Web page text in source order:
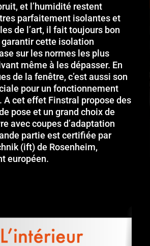
et l’humidité restent
parfaitement isolantes et
de l’art, il fait toujours bon
garantir cette isolation
sur les normes les plus
même à les dépasser. En
de la fenêtre, c’est aussi son
pour un fonctionnement
cet effet Finstral propose des
pose et un grand choix de
avec coupes d’adaptation
partie est certifiée par
(ift) de Rosenheim,
européen.